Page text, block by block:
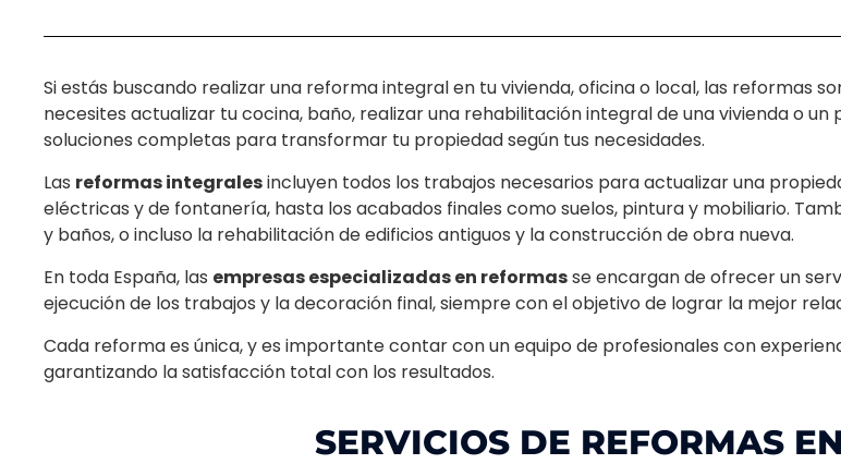
Si estás buscando realizar una reforma integral en tu vivienda, oficina o local, las reformas
necesites actualizar tu cocina, baño, realizar una rehabilitación integral de una vivienda o
soluciones completas para transformar tu propiedad según tus necesidades.
Las reformas integralesincluyen todos los trabajos necesarios para actualizar una
eléctricas y de fontanería, hasta los acabados finales como suelos, pintura y mobiliario.
y baños, o incluso la rehabilitación de edificios antiguos y la construcción de obra nueva.
En toda España, las empresas especializadas en reformasse encargan de ofrecer un
ejecución de los trabajos y la decoración final, siempre con el objetivo de lograr la mejor
Cada reforma es única, y es importante contar con un equipo de profesionales con
garantizando la satisfacción total con los resultados.
SERVICIOS DE REFORMAS